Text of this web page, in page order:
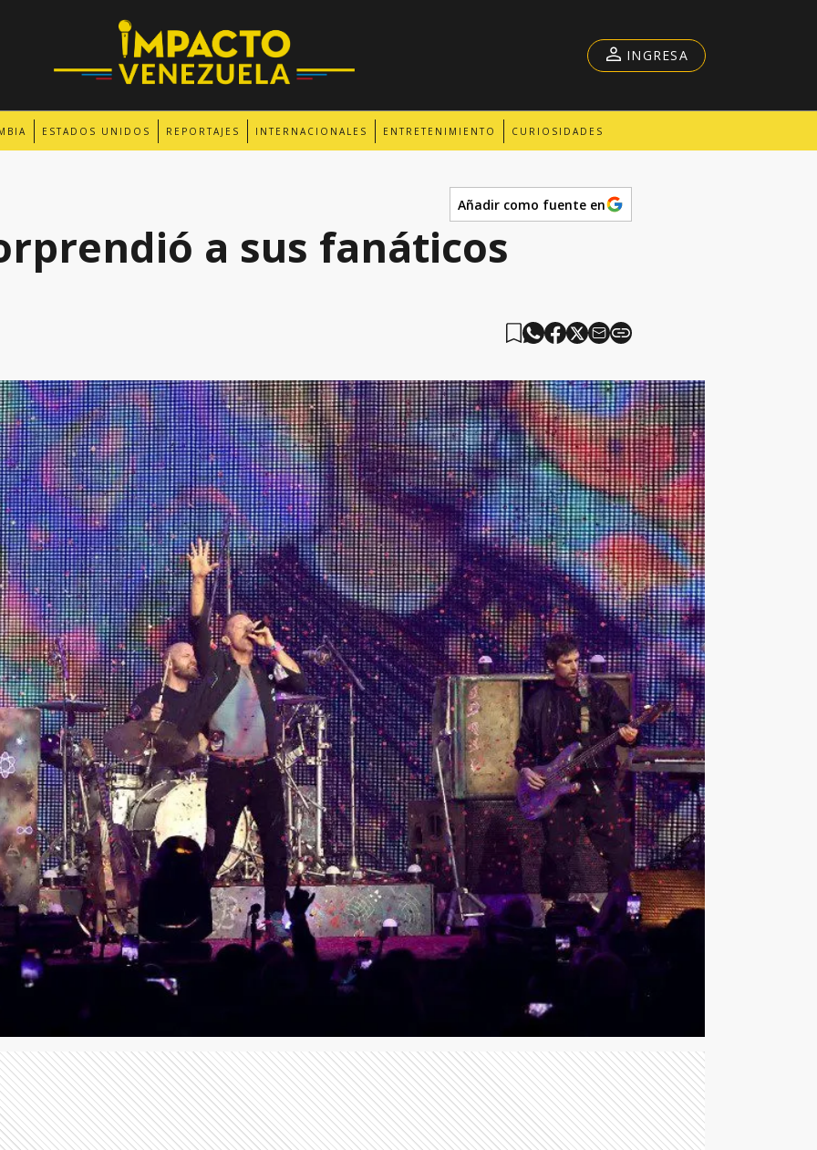
ESTADOS UNIDOS REPORTAJES INTERNACIONALES ENTRETENIMIENTO CURIOSIDADES
INGRESA
Añadir como fuente en
a sus fanáticos